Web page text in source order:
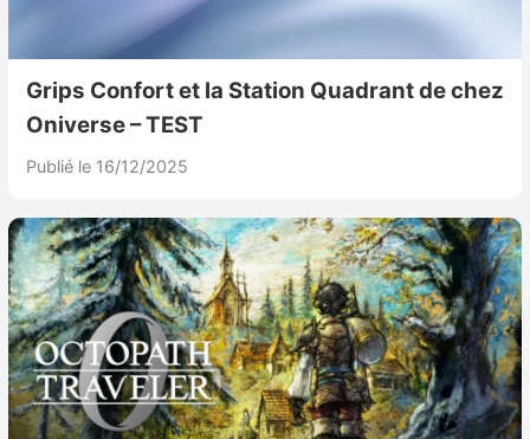
Guides
Grips Confort et la Station Quadrant de chez
Oniverse – TEST
Publié le 16/12/2025